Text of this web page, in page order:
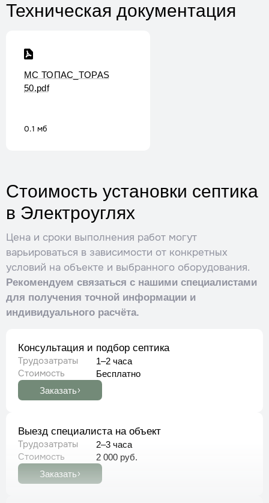
Техническая документация
МС ТОПАС_TOPAS
50.pdf
0.1 мб
Стоимость установки септика
в Электроуглях
Цена и сроки выполнения работ могут
варьироваться в зависимости от конкретных
условий на объекте и выбранного оборудования.
Рекомендуем связаться с нашими специалистами
для получения точной информации и
индивидуального расчёта.​
Консультация и подбор септика
Трудозатраты 1–2 часа
Стоимость
Бесплатно
Заказать
Выезд специалиста на объект
Трудозатраты 2–3 часа
Стоимость
2 000 руб.
Заказать